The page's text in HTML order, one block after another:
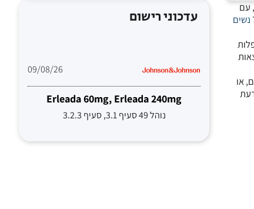
עם
נשים
מטופלות
תוצאות
או
עדכוני רישום
09/08/26
Erleada 60mg, Erleada 240mg
נוהל 49 סעיף 3.1, סעיף 3.2.3